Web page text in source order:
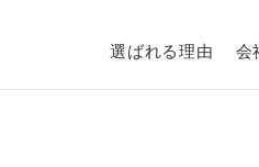
選ばれる理由 会